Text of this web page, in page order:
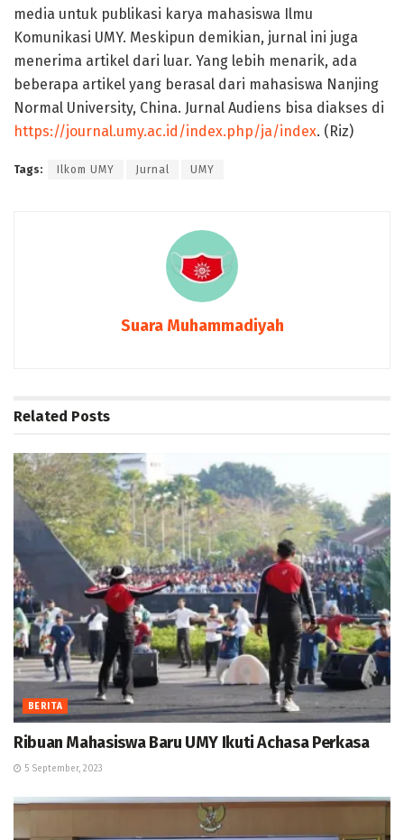
media untuk publikasi karya mahasiswa Ilmu
Komunikasi UMY. Meskipun demikian, jurnal ini juga
menerima artikel dari luar. Yang lebih menarik, ada
beberapa artikel yang berasal dari mahasiswa Nanjing
Normal University, China. Jurnal Audiens bisa diakses di
https://journal.umy.ac.id/index.php/ja/index. (Riz)
Tags: Ilkom UMY Jurnal UMY
Suara Muhammadiyah
Related Posts
BERITA
Ribuan Mahasiswa Baru UMY Ikuti Achasa Perkasa
5 September, 2023